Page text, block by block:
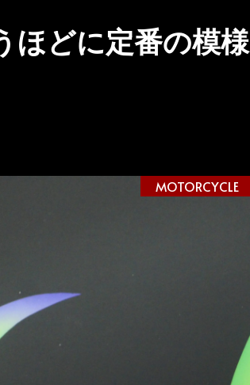
ほどに定番の模様
MOTORCYCLE